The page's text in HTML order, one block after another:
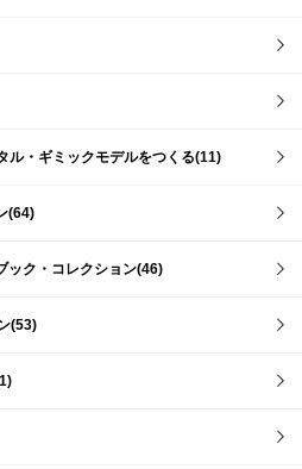
ル・ギミックモデルをつくる(11)
(64)
ク・コレクション(46)
(53)